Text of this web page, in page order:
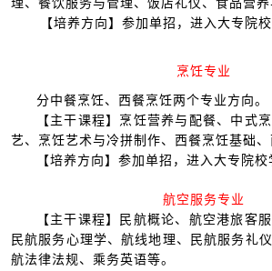
理、餐饮服务与管理、饭店礼仪、食品营养
【培养方向】参加单招，进入大专院
烹饪专业
分中餐烹饪、西餐烹饪两个专业方向。
【主干课程】烹饪营养与配餐、中式
艺、烹饪艺术与冷拼制作、西餐烹饪基础、
【培养方向】参加单招，进入大专院校
航空服务专业
【主干课程】民航概论、航空港旅客
民航服务心理学、航线地理、民航服务礼
航法律法规、乘务英语等。